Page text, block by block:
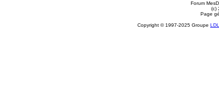
Forum
(c)
Page
Copyright © 1997-2025 Groupe